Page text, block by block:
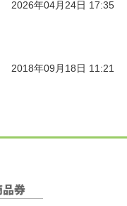
2026年04月24日 17:35
2018年09月18日 11:21